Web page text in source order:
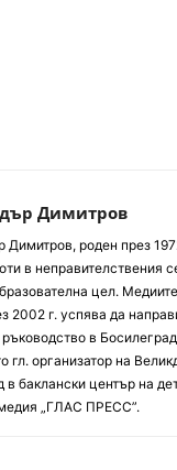
Димитров
Димитров, роден през
в неправителствения
цел.
2002 г. успява да
в
гл. организатор на
в баклански център на
„ГЛАС ПРЕСС”.